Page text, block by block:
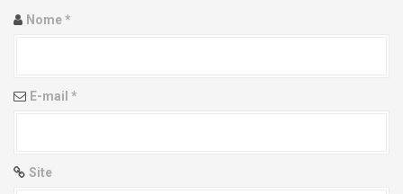
i
n
Nome*
E-mail *
Site